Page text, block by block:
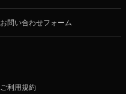
お問い合わせフォーム
ご利用規約